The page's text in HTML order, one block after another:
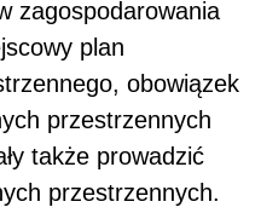
zagospodarowania
plan
obowiązek
przestrzennych
także prowadzić
przestrzennych.